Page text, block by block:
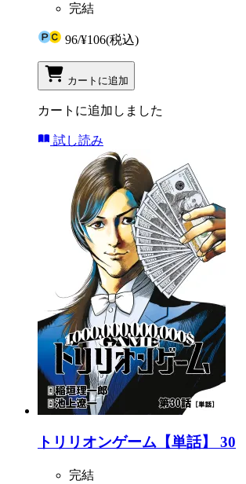
完結
96/¥106(税込)
カートに追加
カートに追加しました
試し読み
トリリオンゲーム【単話】 30
完結